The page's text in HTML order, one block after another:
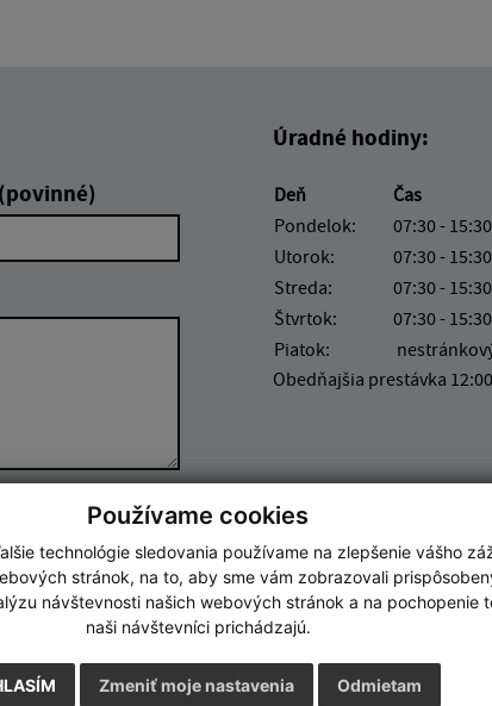
Používame cookies
technológie sledovania používame na zlepšenie vášho
stránok, na to, aby sme vám zobrazovali
návštevnosti našich webových stránok a na pochopenie
naši návštevníci prichádzajú.
Odmietam
Zmeniť moje nastavenia
Google reCaptcha Response
Odoslať správu
Úradné hodiny:
Deň
Čas
Pondelok:
07:30 - 15:30
Utorok:
07:30 - 15:30
Streda:
07:30 - 15:30
Štvrtok:
07:30 - 15:30
Piatok:
Obedňajšia prestávka